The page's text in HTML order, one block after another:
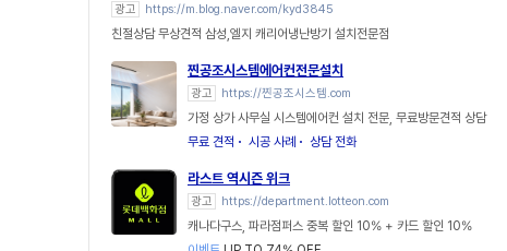
광고 https://m.blog.naver.com/kyd3845
친절상담 무상견적 삼성,엘지 캐리어냉난방기 설치전문점
찐공조시스템에어컨전문설치
광고 https://찐공조시스템.com
가정 상가 사무실 시스템에어컨 설치 전문, 무료방문견적 상담
무료 견적
시공 사례 상담 전화
라스트 역시즌 위크
광고 https://department.lotteon.com
캐나다구스, 파라점퍼스 중복 할인 10% + 카드 할인 10%